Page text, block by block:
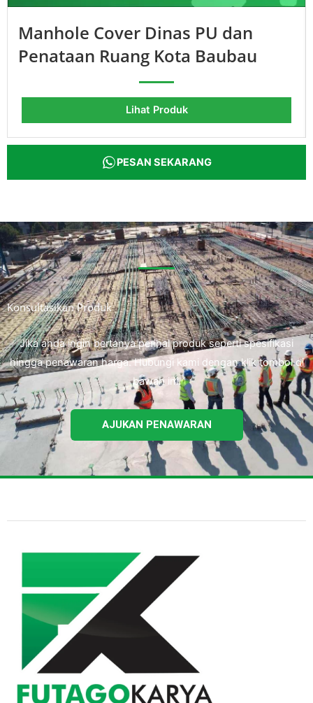
Manhole Cover Dinas PU dan
Penataan Ruang Kota Baubau
Lihat Produk
PESAN SEKARANG
Konsultasikan Produk
Jika anda ingin bertanya perihal produk seperti spesifikasi
hingga penawaran harga. Hubungi kami dengan klik tombol di
bawah ini.
AJUKAN PENAWARAN